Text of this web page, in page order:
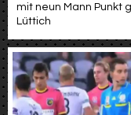
mit neun Mann Punkt
Lüttich